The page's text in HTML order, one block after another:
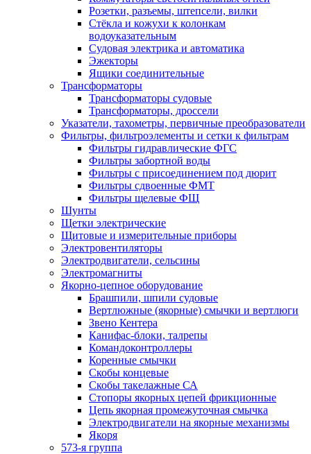
Розетки, разъемы, штепсели, вилки
Стёкла и кожухи к колонкам
водоуказательным
Судовая электрика и автоматика
Эжекторы
Ящики соединительные
Трансформаторы
Трансформаторы судовые
Трансформаторы, дроссели
Указатели, тахометры, первичные преобразователи
Фильтры, фильтроэлементы и сетки к фильтрам
Фильтры гидравлические ФГС
Фильтры забортной воды
Фильтры с присоединением под дюрит
Фильтры сдвоенные ФМТ
Фильтры щелевые ФЩ
Шунты
Щетки электрические
Щитовые и измерительные приборы
Электровентиляторы
Электродвигатели, сельсины
Электромагниты
Якорно-цепное оборудование
Брашпили, шпили судовые
Вертлюжные (якорные) смычки и вертлюги
Звено Кентера
Канифас-блоки, талрепы
Командоконтроллеры
Коренные смычки
Скобы концевые
Скобы такелажные СА
Стопоры якорных цепей фрикционные
Цепь якорная промежуточная смычка
Электродвигатели на якорные механизмы
Якоря
573-я группа